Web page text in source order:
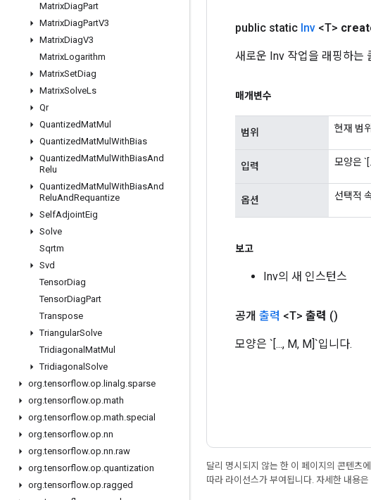
MatrixDiagPart
MatrixDiagPartV3
MatrixDiagV3
MatrixLogarithm
MatrixSetDiag
MatrixSolveLs
Qr
QuantizedMatMul
QuantizedMatMul WithBias
QuantizedMatMul WithBiasAnd
Relu
QuantizedMatMul WithBiasAnd
ReluAndRequantize
SelfAdjointEig
Solve
Sqrtm
Svd
TensorDiag
TensorDiagPart
Transpose
TriangularSolve
Tridiagonal MatMul
Tridiagonal Solve
org.tensorflow.op. linalg.sparse
org.tensorflow.op.math
org.tensorflow.op.math.special
org.tensorflow.op.nn
org.tensorflow.op.nn.raw
org.tensorflow.op.quantization
org.tensorflow.op.ragged
public static Inv <T>
새로운 Inv 작업을 래핑하는
매개변수
범위 현재 범위
입력 모양은
옵션 선택적
보고
Inv의 새 인스턴스
공개 출력 <T> 출력 ()
모양은 `[..., M, M]`입니다.
달리 명시되지 않는 한 이 페이지의 콘텐츠
따라 라이선스가 부여됩니다. 자세한 내용은